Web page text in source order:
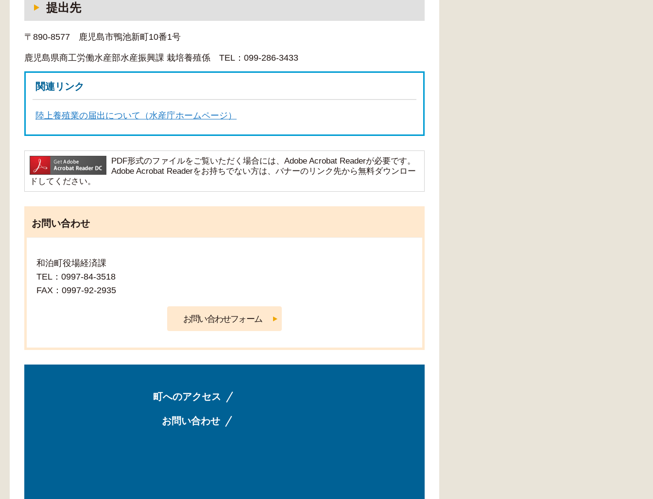
提出先
〒890-8577 鹿児島市鴨池新町10番1号
鹿児島県商工労働水産部水産振興課 栽培養殖係 TEL：099-286-3433
関連リンク
陸上養殖業の届出について（水産庁ホームページ）
PDF形式のファイルをご覧いただく場合には、Adobe Acrobat Readerが必要です。
Adobe Acrobat Readerをお持ちでない方は、バナーのリンク先から無料ダウンロー
ドしてください。
お問い合わせ
和泊町役場経済課
TEL：0997-84-3518
FAX：0997-92-2935
町へのアクセス
お問い合わせ